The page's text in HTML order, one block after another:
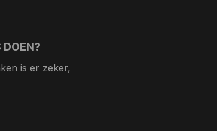
is er zeker,